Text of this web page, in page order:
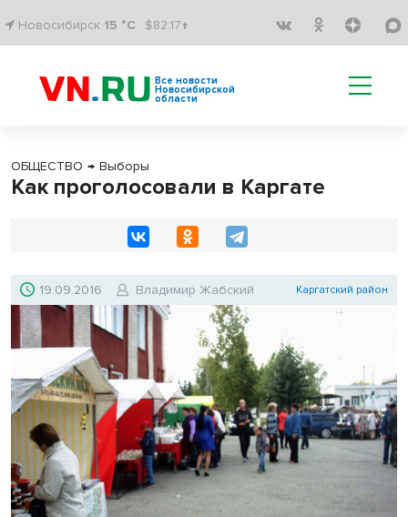
Новосибирск 15 °C $82.17↑
Все новости
Новосибирской
области
ОБЩЕСТВО → Выборы
Как проголосовали в Каргате
19.09.2016 Владимир Жабский Каргатский район